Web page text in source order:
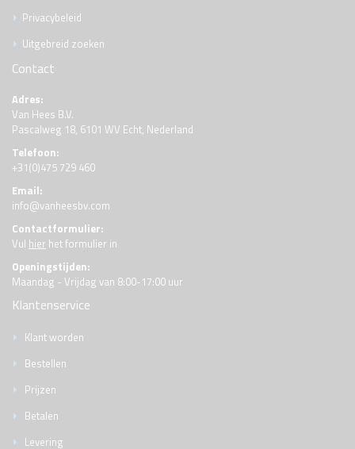
Privacybeleid
Uitgebreid zoeken
Contact
Adres:
Van Hees B.V.
Pascalweg 18, 6101 WV Echt, Nederland
Telefoon:
+31(0)475 729 460
Email:
info@vanheesbv.com
Contactformulier:
Vul hier het formulier in
Openingstijden:
Maandag - Vrijdag van 8:00-17:00 uur
Klantenservice
Klant worden
Bestellen
Prijzen
Betalen
Levering